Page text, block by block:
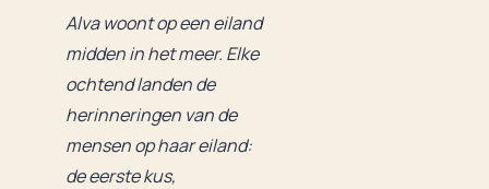
Alva woont op een eiland
midden in het meer. Elke
ochtend landen de
herinneringen van de
mensen op haar eiland:
de eerste kus,